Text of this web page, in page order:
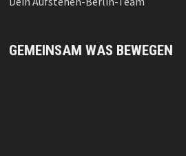
GEMEINSAM WAS BEWEGEN